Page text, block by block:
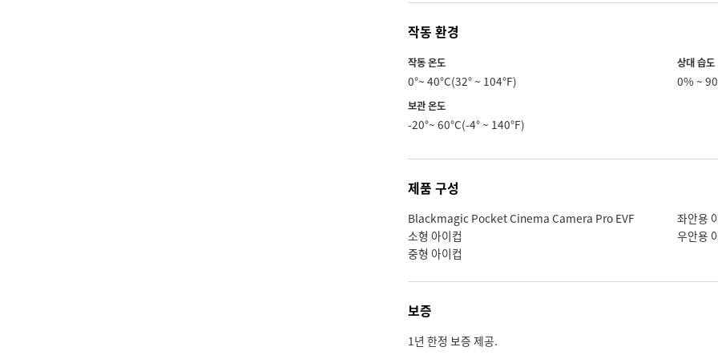
작동 환경
작동 온도
0°~ 40°C(32° ~ 104°F)
보관 온도
-20°~ 60°C(-4° ~ 140°F)
상대 습도
0% ~
제품 구성
Blackmagic Pocket Cinema Camera Pro EVF
소형 아이컵
중형 아이컵
좌안용
우안용
보증
1년 한정 보증 제공.